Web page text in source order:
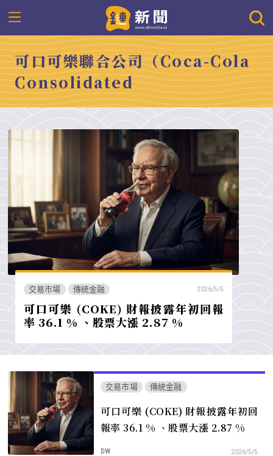
可口可樂聯合公司（Coca-Cola
Consolidated
交易市場 傳統金融 2026/5/5
可口可樂 (COKE) 財報披露年初回報
率 36.1 % 、股票大漲 2.87 %
交易市場 傳統金融
可口可樂 (COKE) 財報披露年初回
報率 36.1 % 、股票大漲 2.87 %
DW 2026/5/5